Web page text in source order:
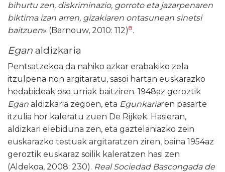
bihurtu zen, diskriminazio, gorroto eta jazarpenaren
biktima izan arren, gizakiaren ontasunean sinetsi
baitzuen» (Barnouw, 2010: 112)8.
Egan aldizkaria
Pentsatzekoa da nahiko azkar erabakiko zela
itzulpena non argitaratu, sasoi hartan euskarazko
hedabideak oso urriak baitziren. 1948az geroztik
Egan aldizkaria zegoen, eta Egunkariaren pasarte
itzulia hor kaleratu zuen De Rijkek. Hasieran,
aldizkari elebiduna zen, eta gaztelaniazko zein
euskarazko testuak argitaratzen ziren, baina 1954az
geroztik euskaraz soilik kaleratzen hasi zen
(Aldekoa, 2008: 230). Real Sociedad Bascongada de